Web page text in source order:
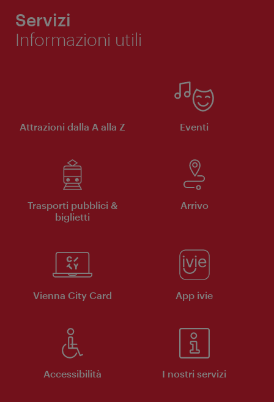
Servizi
Informazioni utili
Attrazioni dalla A alla Z Eventi
Trasporti pubblici &
biglietti
Arrivo
Vienna City Card App ivie
Accessibilità I nostri servizi